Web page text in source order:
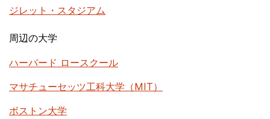
ジレット・スタジアム
周辺の大学
ハーバード ロースクール
マサチューセッツ工科大学（MIT）
ボストン大学